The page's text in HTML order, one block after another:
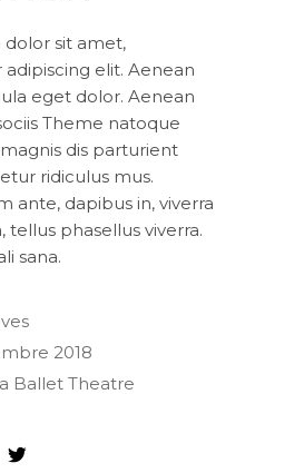
sit amet,
elit. Aenean
eget dolor. Aenean
Theme natoque
dis parturient
ridiculus mus.
ante, dapibus in, viverra
tellus phasellus viverra.
sana.
2018
Ballet Theatre